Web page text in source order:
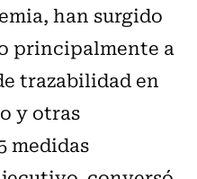
han surgido
principalmente a
trazabilidad en
y otras
medidas